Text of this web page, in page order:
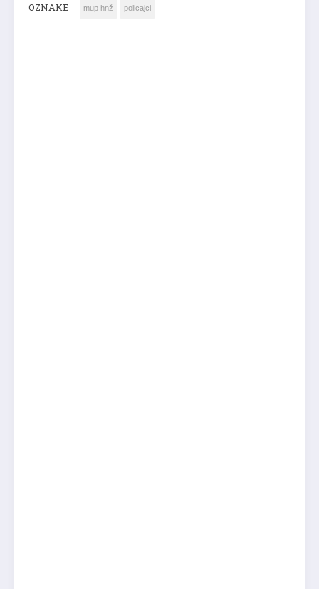
OZNAKE mup hnž policajci